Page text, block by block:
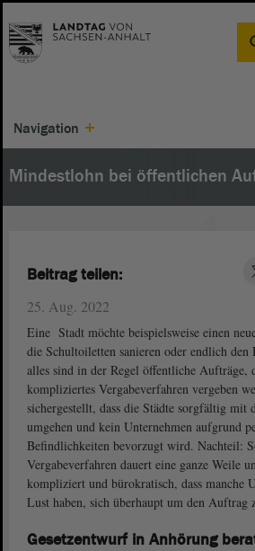
Navigation
Mindestlohn bei öffentlichen
25. Aug. 2022
Eine Stadt möchte beispielsweise einen
die Schultoiletten sanieren oder endlich den
alles sind in der Regel öffentliche Aufträge,
kompliziertes Vergabeverfahren vergeben
sichergestellt, dass die Städte sorgfältig mit
umgehen und kein Unternehmen aufgrund
Befindlichkeiten bevorzugt wird. Nachteil:
Vergabeverfahren dauert eine ganze Weile
kompliziert und bürokratisch, dass manche
Lust haben, sich überhaupt um den Auftrag
Gesetzentwurf in Anhörung
Beitrag teilen: